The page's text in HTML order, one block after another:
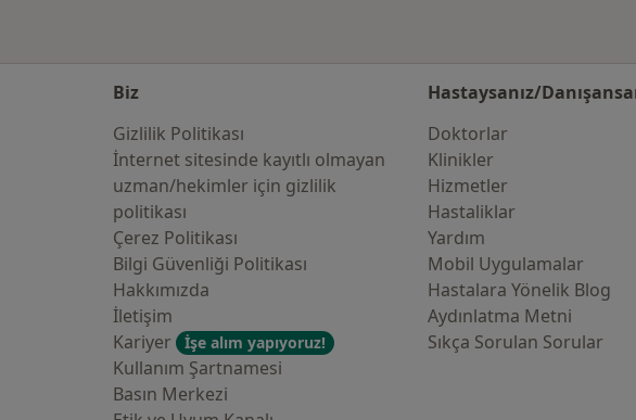
Biz
Gizlilik Politikası
İnternet sitesinde kayıtlı olmayan
uzman/hekimler i̇çin gizlilik
politikası
Çerez Politikası
Bilgi Güvenliği Politikası
Hakkımızda
İletişim
Kariyer
İşe alım yapıyoruz!
Kullanım Şartnamesi
Basın Merkezi
Hastaysanız/
Doktorlar
Klinikler
Hizmetler
Hastaliklar
Yardım
Mobil Uygulamalar
Hastalara Yönelik Blog
Aydınlatma Metni
Sıkça Sorulan Sorular